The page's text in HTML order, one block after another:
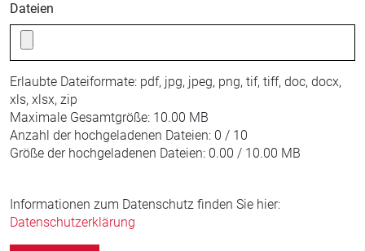
Dateien
Erlaubte Dateiformate: pdf, jpg, jpeg, png, tif, tiff, doc, docx,
xls, xlsx, zip
Maximale Gesamtgröße: 10.00 MB
Anzahl der hochgeladenen Dateien: 0 / 10
Größe der hochgeladenen Dateien: 0.00 / 10.00 MB
Informationen zum Datenschutz finden Sie hier:
Datenschutzerklärung